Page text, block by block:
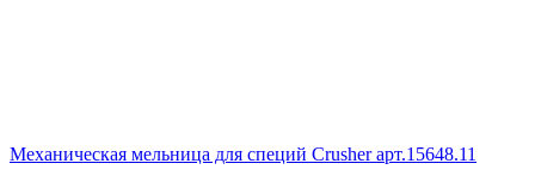
Механическая мельница для специй Crusher арт.15648.11